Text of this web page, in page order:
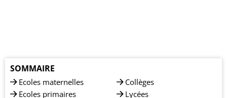
SOMMAIRE
Ecoles maternelles
Ecoles primaires
Collèges
Lycées